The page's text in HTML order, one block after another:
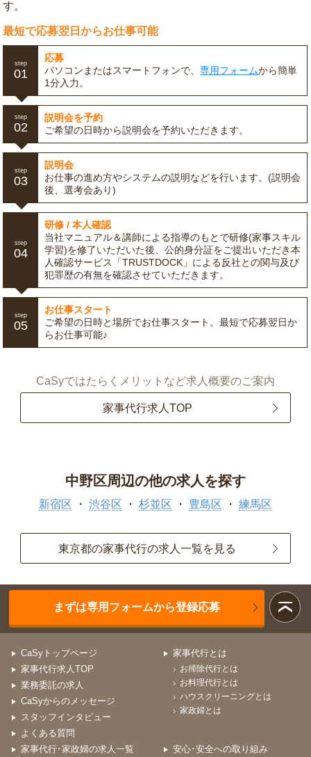
す。
最短で応募翌日からお仕事可能
step
01
応募
パソコンまたはスマートフォンで、専用フォームから簡単
1分入力。
step
02
説明会を予約
ご希望の日時から説明会を予約いただきます。
step
03
説明会
お仕事の進め方やシステムの説明などを行います。(説明会
後、選考会あり)
step
04
研修 / 本人確認
当社マニュアル＆講師による指導のもとで研修(家事スキル
学習)を修了いただいた後、公的身分証をご提出いただき本
人確認サービス「TRUSTDOCK」による反社との関与及び
犯罪歴の有無を確認させていただきます。
step
05
お仕事スタート
ご希望の日時と場所でお仕事スタート。最短で応募翌日か
らお仕事可能♪
CaSyではたらくメリットなど求人概要のご案内
家事代行求人TOP
中野区周辺の他の求人を探す
新宿区 渋谷区 杉並区 豊島区 練馬区
東京都の家事代行の求人一覧を見る
まずは専用フォームから登録応募
CaSyトップページ
家事代行求人TOP
業務委託の求人
CaSyからのメッセージ
スタッフインタビュー
よくある質問
家事代行とは
お掃除代行とは
お料理代行とは
ハウスクリーニングとは
家政婦とは
家事代行･家政婦の求人一覧 安心･安全への取り組み